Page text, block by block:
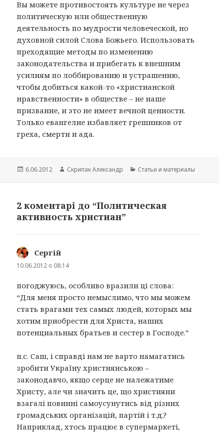
Вы можете противостоять культуре не через
политическую или общественную
деятельность по мудрости человеческой, но
духовной силой Слова Божьего. Использовать
преходящие методы по изменению
законодательства и прибегать к внешним
усилиям по лоббированию и устрашению,
чтобы добиться какой-то «христианской
нравственности» в обществе – не наше
призвание, и это не имеет вечной ценности.
Только евангелие избавляет грешников от
греха, смерти и ада.
Опубліковано
6.06.2012 Автор
Скрипак Александр Категорії
Cтатьи и материалы
2 коментарі до “Политическая
активность христиан”
Сергій
10.06.2012 о 08:14
погоджуюсь, особливо вразили ці слова:
“Для меня просто немыслимо, что мы можем
стать врагами тех самых людей, которых мы
хотим приобрести для Христа, наших
потенциальных братьев и сестер в Господе.”
п.с. Саш, і справді нам не варто намагатись
зробити Україну християнською –
законодавчо, якщо серце не належатиме
Христу, але чи значить це, що християни
взагалі повинні самоусунутись від різних
громадських організацій, партій і т.д.?
Наприклад, хтось працює в супермаркеті,